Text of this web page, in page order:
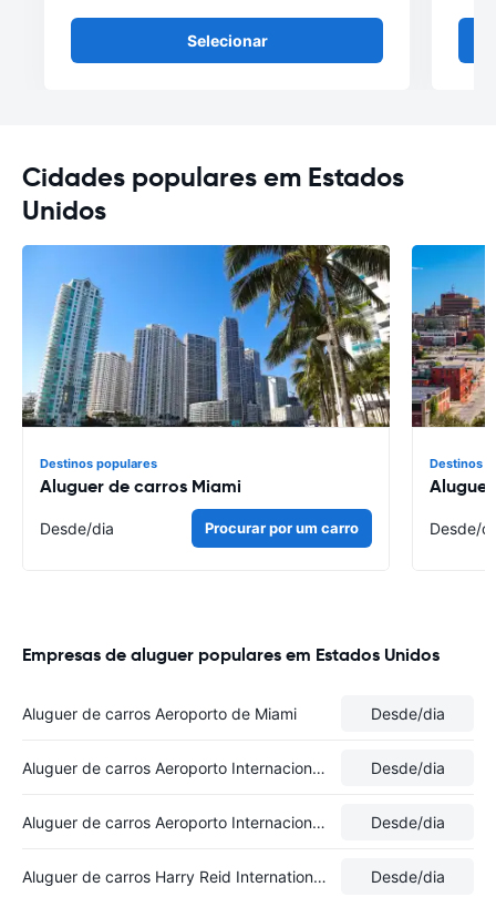
Selecionar
Cidades populares em Estados
Unidos
Destinos populares
Aluguer de carros Miami
Desde/dia Procurar por um carro
Destinos
Desde/
Empresas de aluguer populares em Estados Unidos
Aluguer de carros Aeroporto de Miami Desde/dia
Aluguer de carros Aeroporto Internacional de Los Angeles Desde/dia
Aluguer de carros Aeroporto Internacional de Boston-Logan Desde/dia
Aluguer de carros Harry Reid International Airport Desde/dia